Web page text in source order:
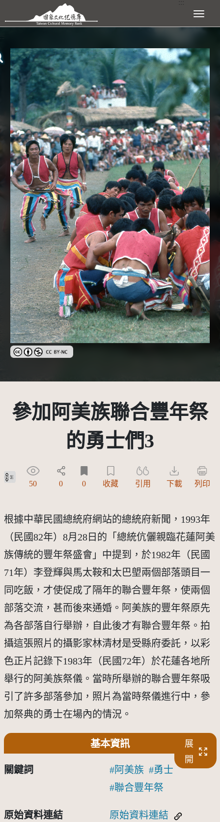
跳到主要內容區塊 展開選單
:::
創用CC姓名標示-非商業性 3.0 台灣及其後版本(CC BY-NC 3.0 TW
參加阿美族聯合豐年祭
的勇士們3
公眾領域貢獻宣告(CC0)
50 0 0 收藏 引用 下載 列印
根據中華民國總統府網站的總統府新聞，1993年
（民國82年）8月28日的「總統伉儷親臨花蓮阿美
族傳統的豐年祭盛會」中提到，於1982年（民國
71年）李登輝與馬太鞍和太巴塱兩個部落頭目一
同吃飯，才使促成了隔年的聯合豐年祭，使兩個
部落交流，甚而後來通婚。阿美族的豐年祭原先
為各部落自行舉辦，自此後才有聯合豐年祭。拍
攝這張照片的攝影家林清材是受縣府委託，以彩
色正片記錄下1983年（民國72年）於花蓮各地所
舉行的阿美族祭儀。當時所舉辦的聯合豐年祭吸
引了許多部落參加，照片為當時祭儀進行中，參
加祭典的勇士在場內的情況。
基本資訊
展
開
關鍵詞 阿美族
勇士
聯合豐年祭
原始資料連結 原始資料連結